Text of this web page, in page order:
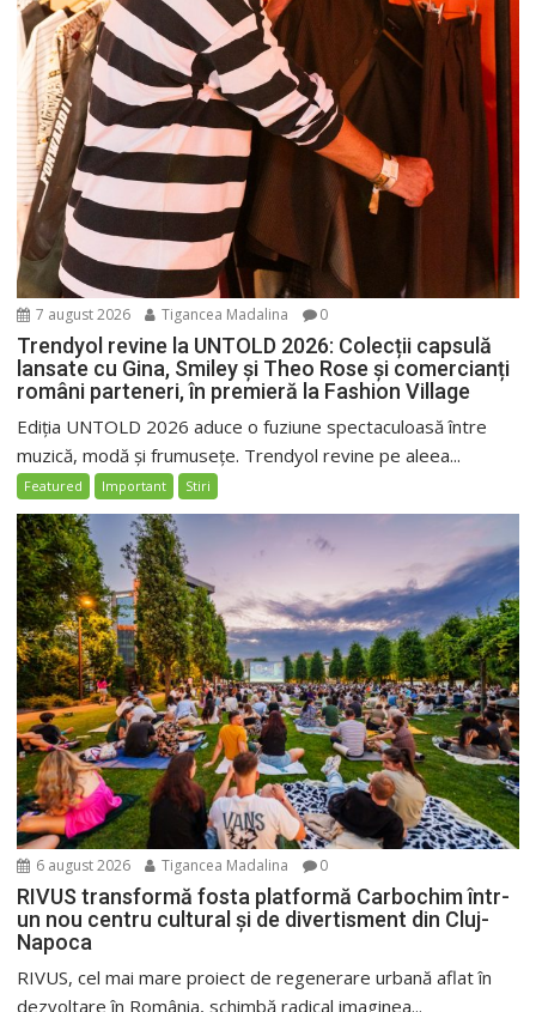
7 august 2026 Tigancea Madalina 0
Trendyol revine la UNTOLD 2026: Colecții capsulă
lansate cu Gina, Smiley și Theo Rose și comercianți
români parteneri, în premieră la Fashion Village
Ediția UNTOLD 2026 aduce o fuziune spectaculoasă între
muzică, modă și frumusețe. Trendyol revine pe aleea...
Featured Important Stiri
6 august 2026 Tigancea Madalina 0
RIVUS transformă fosta platformă Carbochim într-
un nou centru cultural și de divertisment din Cluj-
Napoca
RIVUS, cel mai mare proiect de regenerare urbană aflat în
dezvoltare în România, schimbă radical imaginea...